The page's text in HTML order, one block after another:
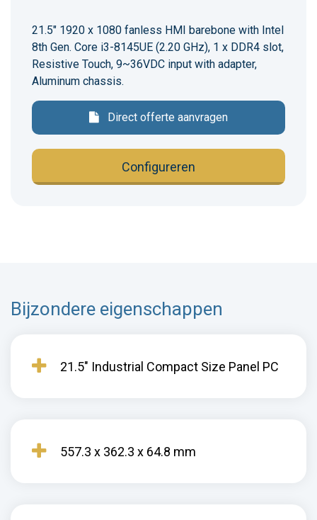
21.5" 1920 x 1080 fanless HMI barebone with Intel
8th Gen. Core i3-8145UE (2.20 GHz), 1 x DDR4 slot,
Resistive Touch, 9~36VDC input with adapter,
Aluminum chassis.
Direct offerte aanvragen
Configureren
Bijzondere eigenschappen
21.5" Industrial Compact Size Panel PC
557.3 x 362.3 x 64.8 mm